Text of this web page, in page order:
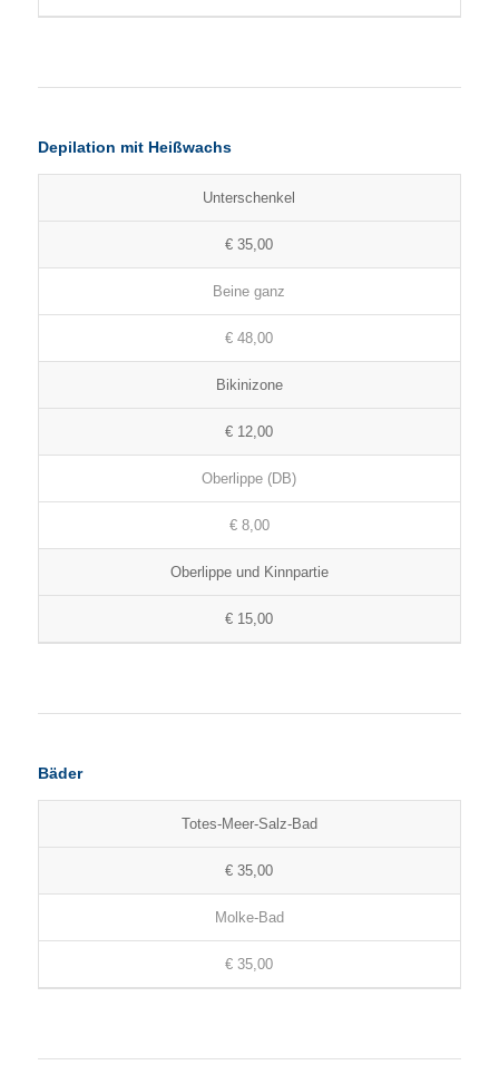
Depilation mit Heißwachs
Unterschenkel
€ 35,00
Beine ganz
€ 48,00
Bikinizone
€ 12,00
Oberlippe (DB)
€ 8,00
Oberlippe und Kinnpartie
€ 15,00
Bäder
Totes-Meer-Salz-Bad
€ 35,00
Molke-Bad
€ 35,00